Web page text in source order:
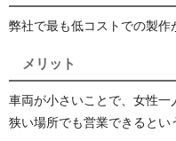
弊社で最も低コストでの製作
メリット
車両が小さいことで、女性一
狭い場所でも営業できるとい